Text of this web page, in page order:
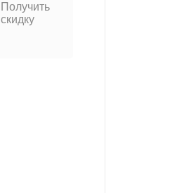
Получить
скидку